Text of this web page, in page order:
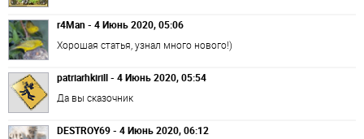
r4Man - 4 Июнь 2020, 05:06
Хорошая статья, узнал много нового!)
patriarhkirill - 4 Июнь 2020, 05:54
Да вы сказочник
DESTROY69 - 4 Июнь 2020, 06:12